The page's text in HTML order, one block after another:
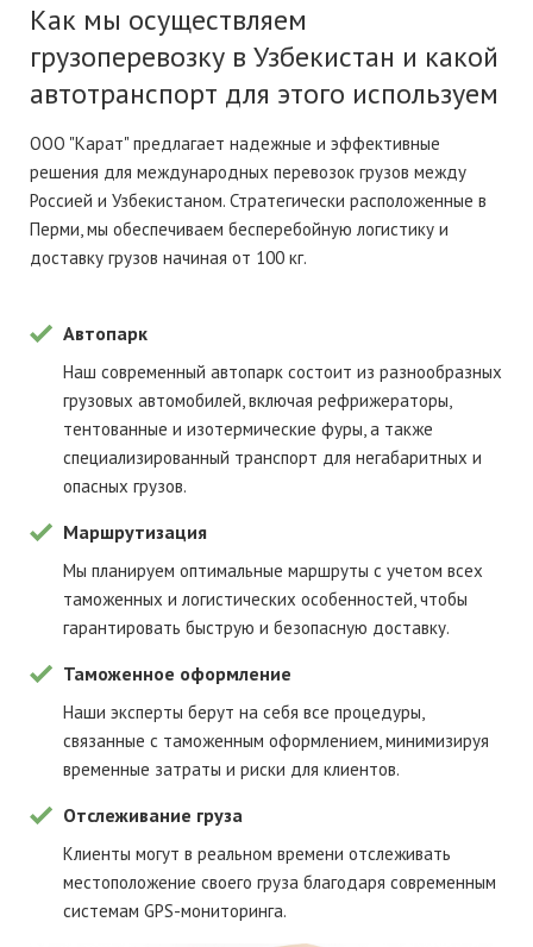
Как мы осуществляем
грузоперевозку в Узбекистан и какой
автотранспорт для этого используем
ООО "Карат" предлагает надежные и эффективные
решения для международных перевозок грузов между
Россией и Узбекистаном. Стратегически расположенные в
Перми, мы обеспечиваем бесперебойную логистику и
доставку грузов начиная от 100 кг.
Автопарк
Наш современный автопарк состоит из разнообразных
грузовых автомобилей, включая рефрижераторы,
тентованные и изотермические фуры, а также
специализированный транспорт для негабаритных и
опасных грузов.
Маршрутизация
Мы планируем оптимальные маршруты с учетом всех
таможенных и логистических особенностей, чтобы
гарантировать быструю и безопасную доставку.
Таможенное оформление
Наши эксперты берут на себя все процедуры,
связанные с таможенным оформлением, минимизируя
временные затраты и риски для клиентов.
Отслеживание груза
Клиенты могут в реальном времени отслеживать
местоположение своего груза благодаря современным
системам GPS-мониторинга.